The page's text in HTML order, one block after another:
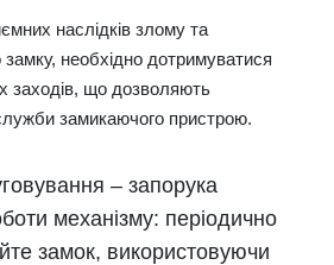
наслідків злому та
замку, необхідно дотримуватися
заходів, що дозволяють
замикаючого пристрою.
– запорука
механізму: періодично
замок, використовуючи